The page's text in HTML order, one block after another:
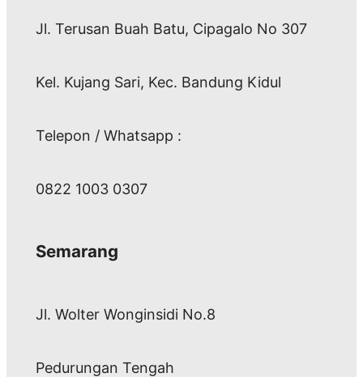
Jl. Terusan Buah Batu, Cipagalo No 307
Kel. Kujang Sari, Kec. Bandung Kidul
Telepon / Whatsapp :
0822 1003 0307
Semarang
Jl. Wolter Wonginsidi No.8
Pedurungan Tengah